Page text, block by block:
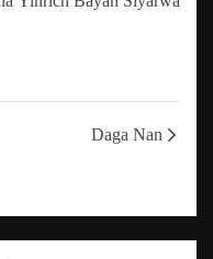
Daga Nan